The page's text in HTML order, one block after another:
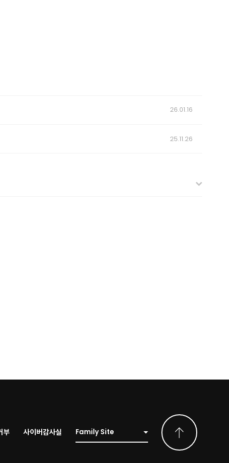
26.01.16
25.11.26
부 사이버감사실